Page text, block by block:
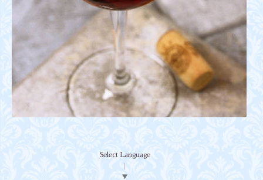
Select Language
▼